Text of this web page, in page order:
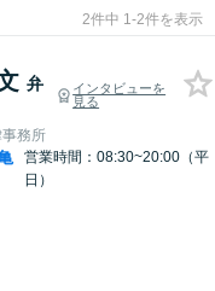
2件中 1-2件を表示
弁
インタビューを
見る
務所
営業時間：08:30~20:00（平
日）